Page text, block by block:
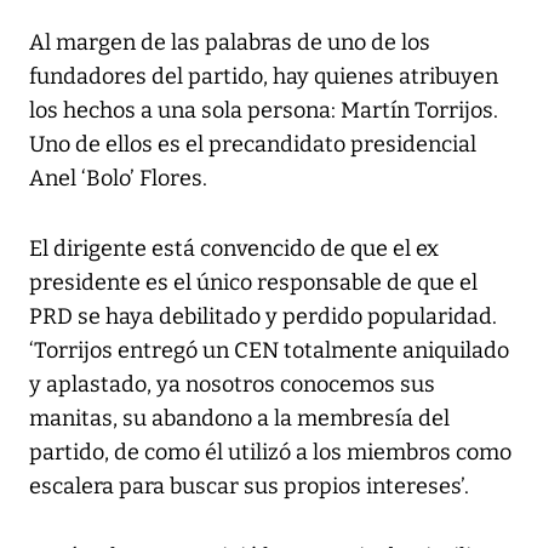
Al margen de las palabras de uno de los
fundadores del partido, hay quienes atribuyen
los hechos a una sola persona: Martín Torrijos.
Uno de ellos es el precandidato presidencial
Anel ‘Bolo’ Flores.
El dirigente está convencido de que el ex
presidente es el único responsable de que el
PRD se haya debilitado y perdido popularidad.
‘Torrijos entregó un CEN totalmente aniquilado
y aplastado, ya nosotros conocemos sus
manitas, su abandono a la membresía del
partido, de como él utilizó a los miembros como
escalera para buscar sus propios intereses’.